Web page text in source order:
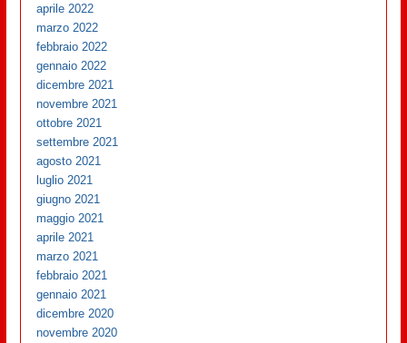
aprile 2022
marzo 2022
febbraio 2022
gennaio 2022
dicembre 2021
novembre 2021
ottobre 2021
settembre 2021
agosto 2021
luglio 2021
giugno 2021
maggio 2021
aprile 2021
marzo 2021
febbraio 2021
gennaio 2021
dicembre 2020
novembre 2020